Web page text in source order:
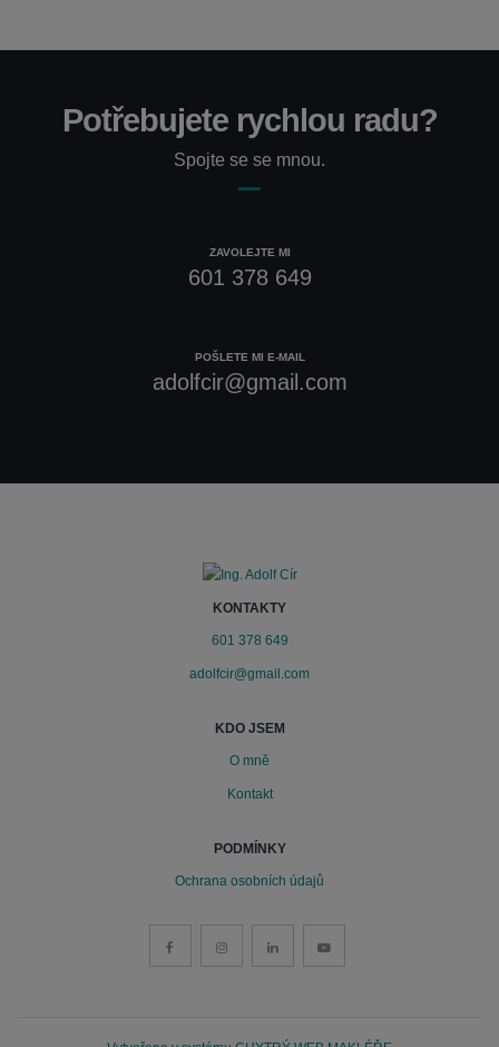
Potřebujete rychlou radu?
Spojte se se mnou.
ZAVOLEJTE MI
601 378 649
POŠLETE MI E-MAIL
adolfcir@gmail.com
KONTAKTY
601 378 649
adolfcir@gmail.com
KDO JSEM
O mně
Kontakt
PODMÍNKY
Ochrana osobních údajů